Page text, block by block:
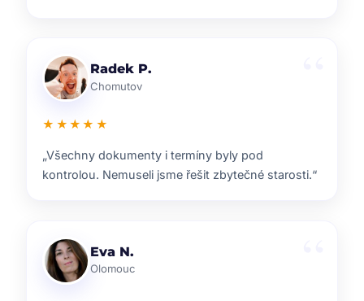
Pavel B.
Brno
★★★★★
„Od prvního setkání bylo jasné, že ví, co dělají.
Prodej proběhl hladce a za dobrou cenu.“
Lenka T.
Plzeň